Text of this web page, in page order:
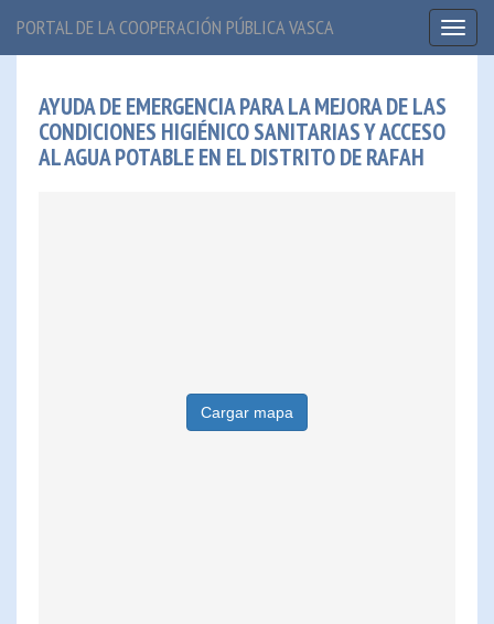
PORTAL DE LA COOPERACIÓN PÚBLICA VASCA
AYUDA DE EMERGENCIA PARA LA MEJORA DE LAS
CONDICIONES HIGIÉNICO SANITARIAS Y ACCESO
AL AGUA POTABLE EN EL DISTRITO DE RAFAH
Cargar mapa